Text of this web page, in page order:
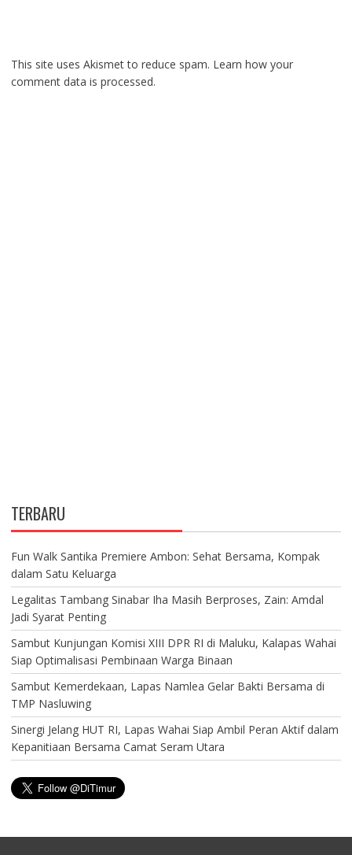
This site uses Akismet to reduce spam. Learn how your
comment data is processed.
TERBARU
Fun Walk Santika Premiere Ambon: Sehat Bersama, Kompak
dalam Satu Keluarga
Legalitas Tambang Sinabar Iha Masih Berproses, Zain: Amdal
Jadi Syarat Penting
Sambut Kunjungan Komisi XIII DPR RI di Maluku, Kalapas Wahai
Siap Optimalisasi Pembinaan Warga Binaan
Sambut Kemerdekaan, Lapas Namlea Gelar Bakti Bersama di
TMP Nasluwing
Sinergi Jelang HUT RI, Lapas Wahai Siap Ambil Peran Aktif dalam
Kepanitiaan Bersama Camat Seram Utara